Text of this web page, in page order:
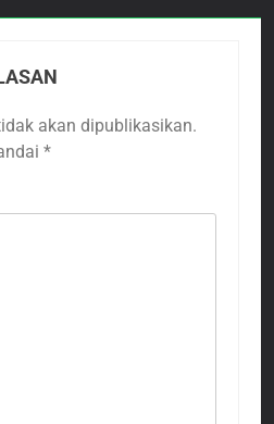
akan dipublikasikan.
*